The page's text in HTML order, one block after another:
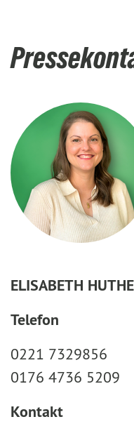
ELISABETH
Telefon
0221 7329856
0176 4736 5209
Kontakt